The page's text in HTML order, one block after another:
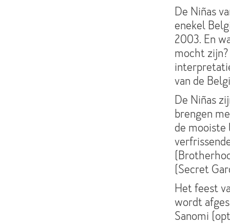
De Niñas
enekel
2003. En
mocht
van de
De Niñas
brengen
de mooiste
(Secret
Het feest
wordt
Sanomi